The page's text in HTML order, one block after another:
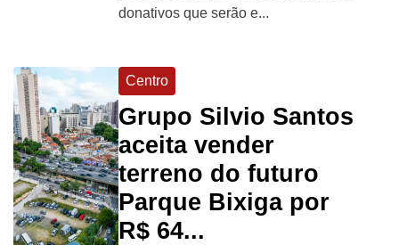
donativos que serão e...
Centro
Grupo Silvio Santos
aceita vender
terreno do futuro
Parque Bixiga por
R$ 64...